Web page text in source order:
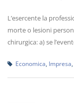
L’esercente la
morte o lesioni
chirurgica: a) se
Economica Impresa